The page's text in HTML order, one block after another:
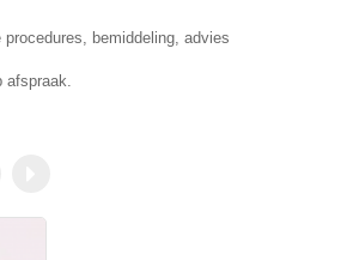
procedures, bemiddeling, advies
afspraak.